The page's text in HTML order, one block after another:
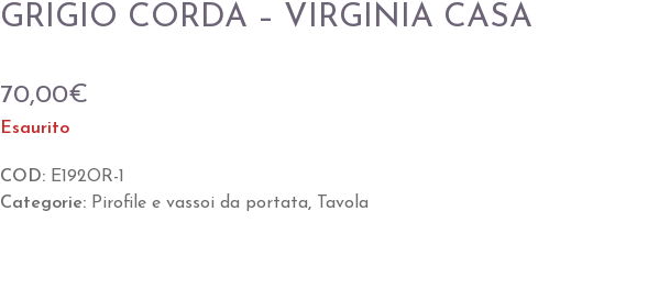
GRIGIO CORDA – VIRGINIA CASA
70,00€
Esaurito
COD: E192OR-1
Categorie: Pirofile e vassoi da portata, Tavola